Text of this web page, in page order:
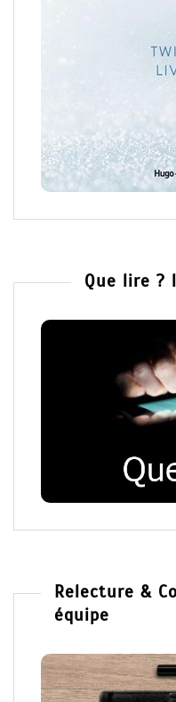
Que lire ?
Relecture &
équipe